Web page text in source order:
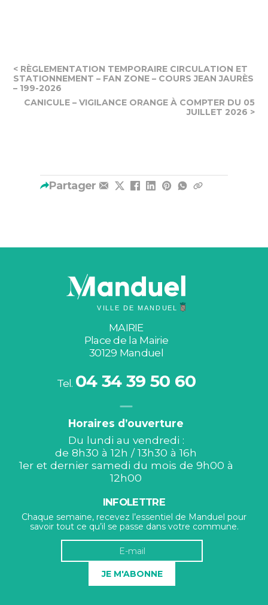
< RÈGLEMENTATION TEMPORAIRE CIRCULATION ET
STATIONNEMENT – FAN ZONE – COURS JEAN JAURÈS
– 199-2026
CANICULE – VIGILANCE ORANGE À COMPTER DU 05
JUILLET 2026 >
Partager
MAIRIE
Place de la Mairie
30129 Manduel
Tel. 04 34 39 50 60
Horaires d’ouverture
Du lundi au vendredi :
de 8h30 à 12h / 13h30 à 16h
1er et dernier samedi du mois de 9h00 à
12h00
INFOLETTRE
Chaque semaine, recevez l’essentiel de Manduel pour
savoir tout ce qu’il se passe dans votre commune.
JE M'ABONNE